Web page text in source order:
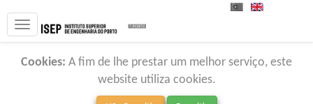
PT
Cookies: A fim de lhe prestar um melhor serviço, este
website utiliza cookies.